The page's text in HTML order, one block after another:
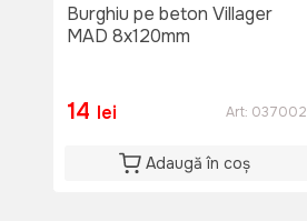
Du: 08:00 - 15:00
Burghiu pe beton Villager
MAD 8x120mm
14 lei Art: 037002
Adaugă în coș